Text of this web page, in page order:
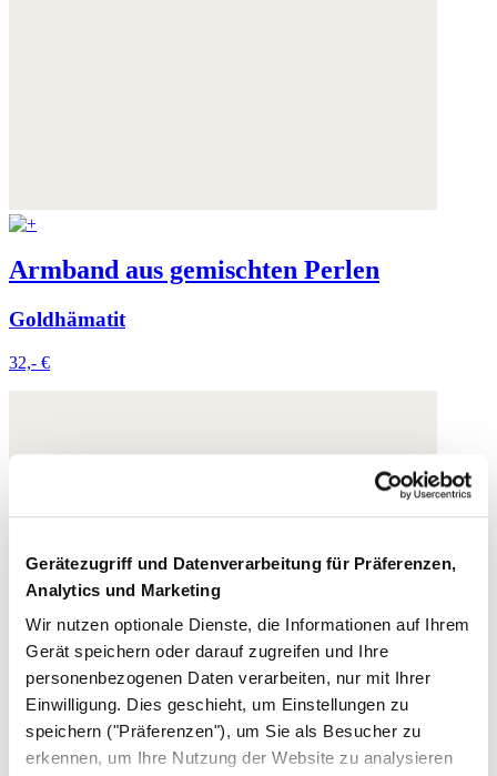
Gerätezugriff und Datenverarbeitung für Präferenzen,
Analytics und Marketing
Wir nutzen optionale Dienste, die Informationen auf Ihrem
Gerät speichern oder darauf zugreifen und Ihre
personenbezogenen Daten verarbeiten, nur mit Ihrer
Einwilligung. Dies geschieht, um Einstellungen zu
speichern ("Präferenzen"), um Sie als Besucher zu
erkennen, um Ihre Nutzung der Website zu analysieren
Armband aus gemischten Perlen
Goldhämatit
32,- €